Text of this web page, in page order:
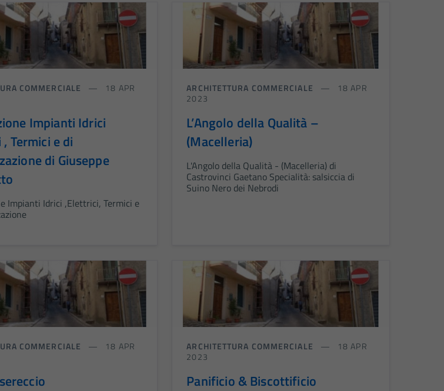
COMMERCIALE
18 APR
Impianti Idrici
Termici e di
di Giuseppe
Impianti Idrici ,Elettrici, Termici e
ARCHITETTURA COMMERCIALE
18 APR
2023
L’Angolo della Qualità –
(Macelleria)
L'Angolo della Qualità - (Macelleria) di
Castrovinci Gaetano Specialità: salsiccia di
Suino Nero dei Nebrodi
COMMERCIALE
18 APR
ARCHITETTURA COMMERCIALE
18 APR
2023
Panificio & Biscottificio